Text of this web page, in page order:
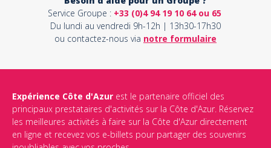
Service Groupe : +33 (0)4 94 19 10 64 ou 65
Du lundi au vendredi 9h-12h | 13h30-17h30
ou contactez-nous via notre formulaire
Expérience Côte d'Azur est le partenaire officiel des
principaux prestataires d'activités sur la Côte d'Azur. Réservez
les meilleures activités à faire sur la Côte d'Azur directement
en ligne et recevez vos e-billets pour partager des souvenirs